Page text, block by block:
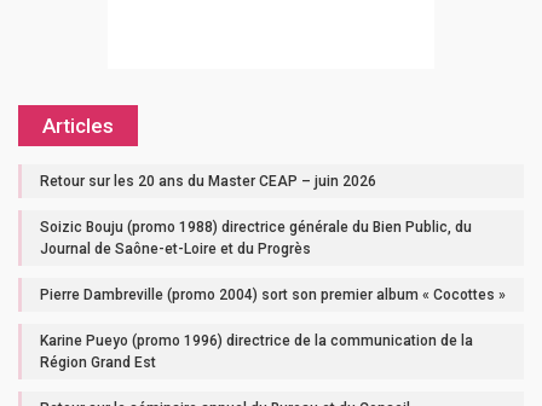
Articles
Retour sur les 20 ans du Master CEAP – juin 2026
Soizic Bouju (promo 1988) directrice générale du Bien Public, du
Journal de Saône-et-Loire et du Progrès
Pierre Dambreville (promo 2004) sort son premier album « Cocottes »
Karine Pueyo (promo 1996) directrice de la communication de la
Région Grand Est